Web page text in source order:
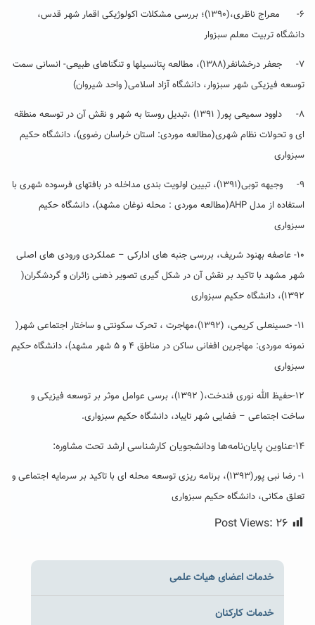
۶- معراج ناظری،(۱۳۹۰)؛ بررسی مشکلات اکولوژیکی اقمار شهر قدس،
دانشگاه تربیت معلم سبزوار
۷- جعفر درخشانفر(۱۳۸۸)، مطالعه پتانسیلها و تنگناهای طبیعی- انسانی سمت
توسعه فیزیکی شهر سبزوار، دانشگاه آزاد اسلامی( واحد شیروان)
۸- داوود سمیعی پور( ۱۳۹۱) ،تبدیل روستا به شهر و نقش آن در توسعه منطقه
ای و تحولات نظام شهری(مطالعه موردی: استان خراسان رضوی)، دانشگاه حکیم
سبزواری
۹- وجیهه توبی(۱۳۹۱)، تبیین اولویت بندی مداخله در بافتهای فرسوده شهری با
استفاده از مدل AHP(مطالعه موردی : محله نوغان مشهد)، دانشگاه حکیم
سبزواری
۱۰- عاصفه بهنود شریف، بررسی جنبه های ادارکی – عملکردی ورودی های اصلی
شهر مشهد با تاکید بر نقش آن در شکل گیری تصویر ذهنی زائران و گردشگران(
۱۳۹۲)، دانشگاه حکیم سبزواری
۱۱- حسینعلی کریمی، (۱۳۹۲)،مهاجرت ، تحرک سکونتی و ساختار اجتماعی شهر(
نمونه موردی: مهاجرین افغانی ساکن در مناطق ۴ و ۵ شهر مشهد)، دانشگاه حکیم
سبزواری
۱۲-حفیظ الله نوری فندخت،( ۱۳۹۲)، برسی عوامل موثر بر توسعه فیزیکی و
ساخت اجتماعی – فضایی شهر تایباد، دانشگاه حکیم سبزواری.
۱۴-عناوین پایان‌نامه‌ها ودانشجویان کارشناسی ارشد تحت مشاوره:
۱- رضا نبی پور(۱۳۹۳)، برنامه ریزی توسعه محله ای با تاکید بر سرمایه اجتماعی و
تعلق مکانی، دانشگاه حکیم سبزواری
Post Views: ۲۶
خدمات اعضای هیات علمی
خدمات کارکنان